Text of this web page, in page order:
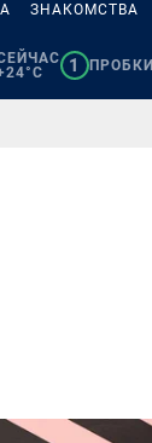
ЗНАКОМСТВА
1 ПРОБКИ